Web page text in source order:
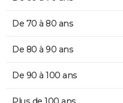
De 70 à 80 ans
De 80 à 90 ans
De 90 à 100 ans